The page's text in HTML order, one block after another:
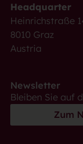
Headquarter
Heinrichstraße
8010 Graz
Austria
Newsletter
Bleiben Sie auf
Zum